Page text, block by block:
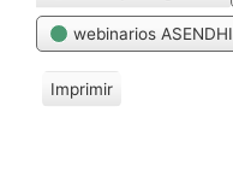
webinarios ASENDHI
Imprimir
V